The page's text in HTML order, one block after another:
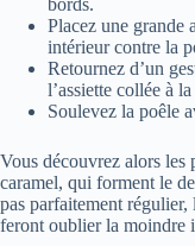
Comment servir ce
gâteau aux pommes
servi tiède. Le cœur reste
fondantes, et le caramel
Découpez-le en
goûter.
Ajoutez, si vous le
vanille, un nuage